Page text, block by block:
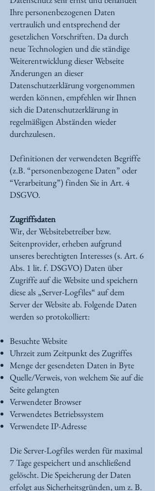
Ihre personenbezogenen Daten
vertraulich und entsprechend der
gesetzlichen Vorschriften. Da durch
neue Technologien und die ständige
Weiterentwicklung dieser Webseite
Änderungen an dieser
Datenschutzerklärung vorgenommen
werden können, empfehlen wir Ihnen
sich die Datenschutzerklärung in
regelmäßigen Abständen wieder
durchzulesen.
Definitionen der verwendeten Begriffe
(z.B. “personenbezogene Daten” oder
“Verarbeitung”) finden Sie in Art. 4
DSGVO.
Zugriffsdaten
Wir, der Websitebetreiber bzw.
Seitenprovider, erheben aufgrund
unseres berechtigten Interesses (s. Art. 6
Abs. 1 lit. f. DSGVO) Daten über
Zugriffe auf die Website und speichern
diese als „Server-Logfiles“ auf dem
Server der Website ab. Folgende Daten
werden so protokolliert:
Besuchte Website
Uhrzeit zum Zeitpunkt des Zugriffes
Menge der gesendeten Daten in Byte
Quelle/Verweis, von welchem Sie auf die
Seite gelangten
Verwendeter Browser
Verwendetes Betriebssystem
Verwendete IP-Adresse
Die Server-Logfiles werden für maximal
7 Tage gespeichert und anschließend
gelöscht. Die Speicherung der Daten
erfolgt aus Sicherheitsgründen, um z. B.